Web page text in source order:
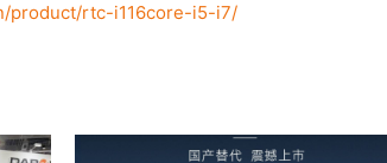
product/rtc-i116core-i5-i7/